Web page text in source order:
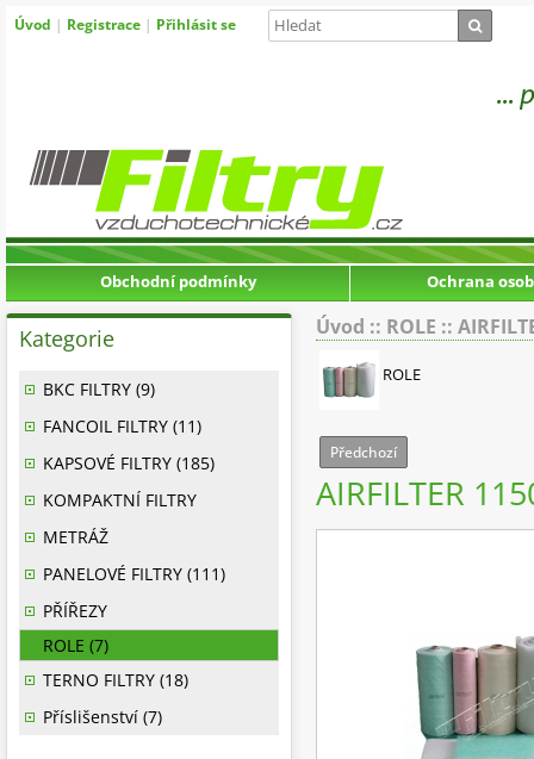
Úvod | Registrace | Přihlásit se
Obchodní podmínky Ochrana
Úvod :: ROLE ::
ROLE
Předchozí
AIRFILTER
Kategorie
BKC FILTRY (9)
FANCOIL FILTRY (11)
KAPSOVÉ FILTRY (185)
KOMPAKTNÍ FILTRY
METRÁŽ
PANELOVÉ FILTRY (111)
PŘÍŘEZY
ROLE (7)
TERNO FILTRY (18)
Příslišenství (7)